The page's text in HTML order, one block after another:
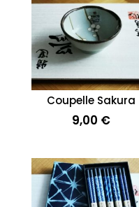
Coupelle Sakura
9,00 €